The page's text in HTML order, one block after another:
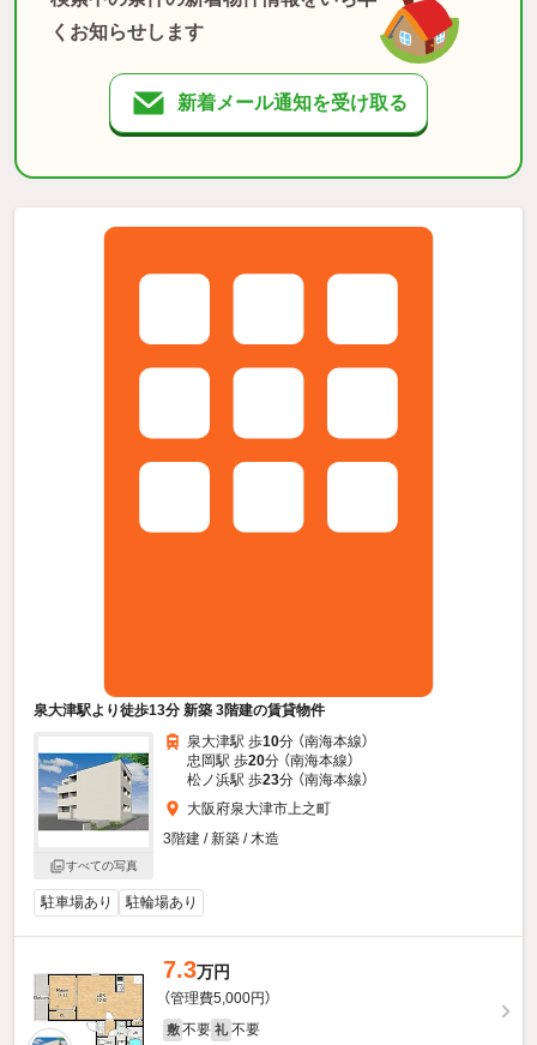
くお知らせします
新着メール通知を受け取る
泉大津駅より徒歩13分 新築 3階建の賃貸物件
すべての写真
泉大津駅 歩10分 （南海本線）
忠岡駅 歩20分 （南海本線）
松ノ浜駅 歩23分 （南海本線）
大阪府泉大津市上之町
3階建 / 新築 / 木造
駐車場あり 駐輪場あり
7.3万円
（管理費5,000円）
敷 不要 礼 不要